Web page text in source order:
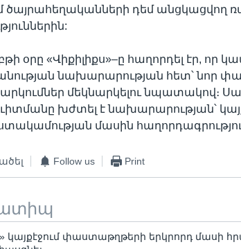
ծայրահեղականների դեմ անցկացվող
օրը «Վիքիլիքս»–ը հաղորդել էր, որ
նախարարության հետ՝ նոր
մեկնարկելու նպատակով։
խժտել է նախարարության՝
մասին
Follow us Print
կայքէջում փաստաթղթերի երկրորդ մասի